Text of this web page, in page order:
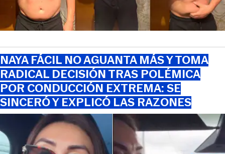
NAYA FÁCIL NO AGUANTA MÁS Y TOMA
RADICAL DECISIÓN TRAS POLÉMICA
POR CONDUCCIÓN EXTREMA: SE
SINCERÓ Y EXPLICÓ LAS RAZONES